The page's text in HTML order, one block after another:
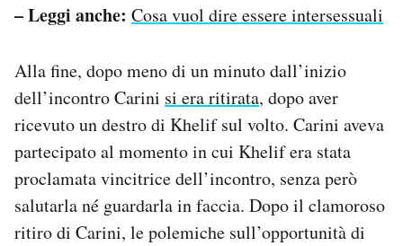
– Leggi anche: Cosa vuol dire essere intersessuali
Alla fine, dopo meno di un minuto dall’inizio
dell’incontro Carini si era ritirata, dopo aver
ricevuto un destro di Khelif sul volto. Carini aveva
partecipato al momento in cui Khelif era stata
proclamata vincitrice dell’incontro, senza però
salutarla né guardarla in faccia. Dopo il clamoroso
ritiro di Carini, le polemiche sull’opportunità di